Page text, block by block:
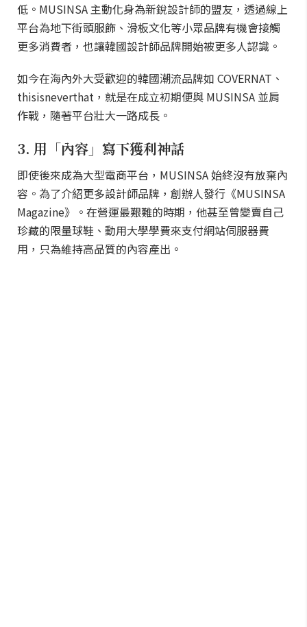
低。MUSINSA 主動化身為新銳設計師的盟友，透過線上
平台為地下街頭服飾、滑板文化等小眾品牌有機會接觸
更多消費者，也讓韓國設計師品牌開始被更多人認識。
如今在海內外大受歡迎的韓國潮流品牌如 COVERNAT、
thisisneverthat，就是在成立初期便與 MUSINSA 並肩
作戰，隨著平台壯大一路成長。
3. 用「內容」寫下獲利神話
即使後來成為大型電商平台，MUSINSA 始終沒有放棄內
容。為了介紹更多設計師品牌，創辦人發行《MUSINSA
Magazine》。在營運最艱難的時期，他甚至曾變賣自己
珍藏的限量球鞋、動用大學學費來支付網站伺服器費
用，只為維持高品質的內容產出。